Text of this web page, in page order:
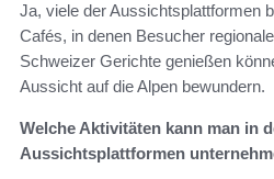
Ja, viele der Aussichtsplattformen
Cafés, in denen Besucher
Schweizer Gerichte genießen
Aussicht auf die Alpen bewundern.
Welche Aktivitäten kann man in
Aussichtsplattformen